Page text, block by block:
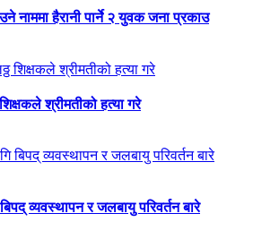
नाममा हैरानी पार्ने २ युवक जना प्रकाउ
श्रीमतीको हत्या गरे
व्यवस्थापन र जलबायु परिवर्तन बारे